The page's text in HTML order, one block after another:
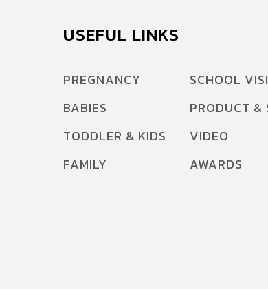
USEFUL LINKS
PREGNANCY
BABIES
TODDLER & KIDS
FAMILY
SCHOOL
PRODUCT &
VIDEO
AWARDS